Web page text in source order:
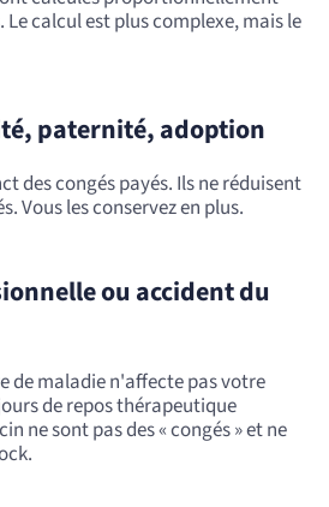
calcul est plus complexe, mais le
paternité, adoption
des congés payés. Ils ne réduisent
Vous les conservez en plus.
ou accident du
de maladie n'affecte pas votre
de repos thérapeutique
ne sont pas des « congés » et ne